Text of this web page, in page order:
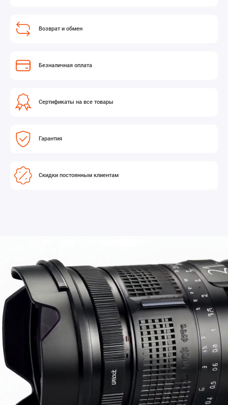
Возврат и обмен
Безналичная оплата
Сертификаты на все товары
Гарантия
Скидки постоянным клиентам